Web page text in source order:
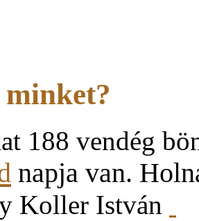
188 vendég
napja van.
Koller István